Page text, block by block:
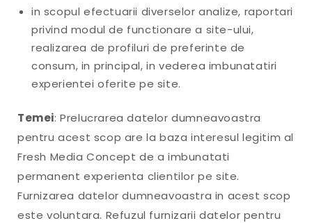
in scopul efectuarii diverselor analize, raportari
privind modul de functionare a site-ului,
realizarea de profiluri de preferinte de
consum, in principal, in vederea imbunatatiri
experientei oferite pe site.
Temei: Prelucrarea datelor dumneavoastra
pentru acest scop are la baza interesul legitim al
Fresh Media Concept de a imbunatati
permanent experienta clientilor pe site.
Furnizarea datelor dumneavoastra in acest scop
este voluntara. Refuzul furnizarii datelor pentru